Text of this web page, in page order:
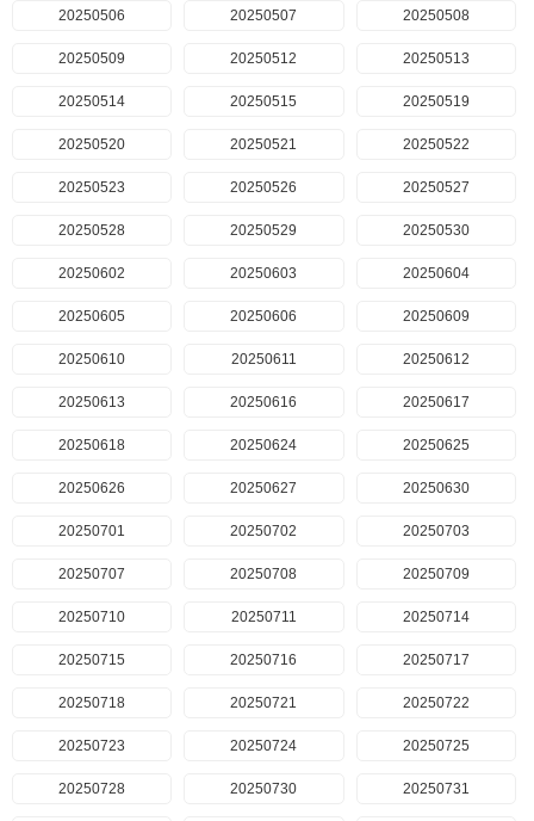
20250506 20250507 20250508
20250509 20250512 20250513
20250514 20250515 20250519
20250520 20250521 20250522
20250523 20250526 20250527
20250528 20250529 20250530
20250602 20250603 20250604
20250605 20250606 20250609
20250610 20250611 20250612
20250613 20250616 20250617
20250618 20250624 20250625
20250626 20250627 20250630
20250701 20250702 20250703
20250707 20250708 20250709
20250710 20250711 20250714
20250715 20250716 20250717
20250718 20250721 20250722
20250723 20250724 20250725
20250728 20250730 20250731